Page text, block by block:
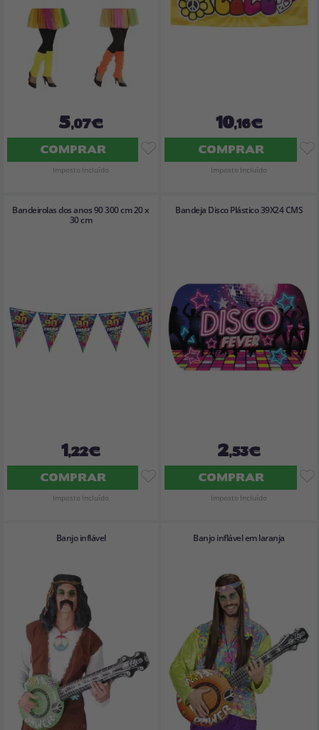
5,07€
COMPRAR
Imposto Incluído
10,16€
COMPRAR
Imposto Incluído
Bandeirolas dos anos 90 300 cm 20 x
30 cm
1,22€
COMPRAR
Imposto Incluído
Bandeja Disco Plástico 39X24 CMS
2,53€
COMPRAR
Imposto Incluído
Banjo inflável Banjo inflável em laranja